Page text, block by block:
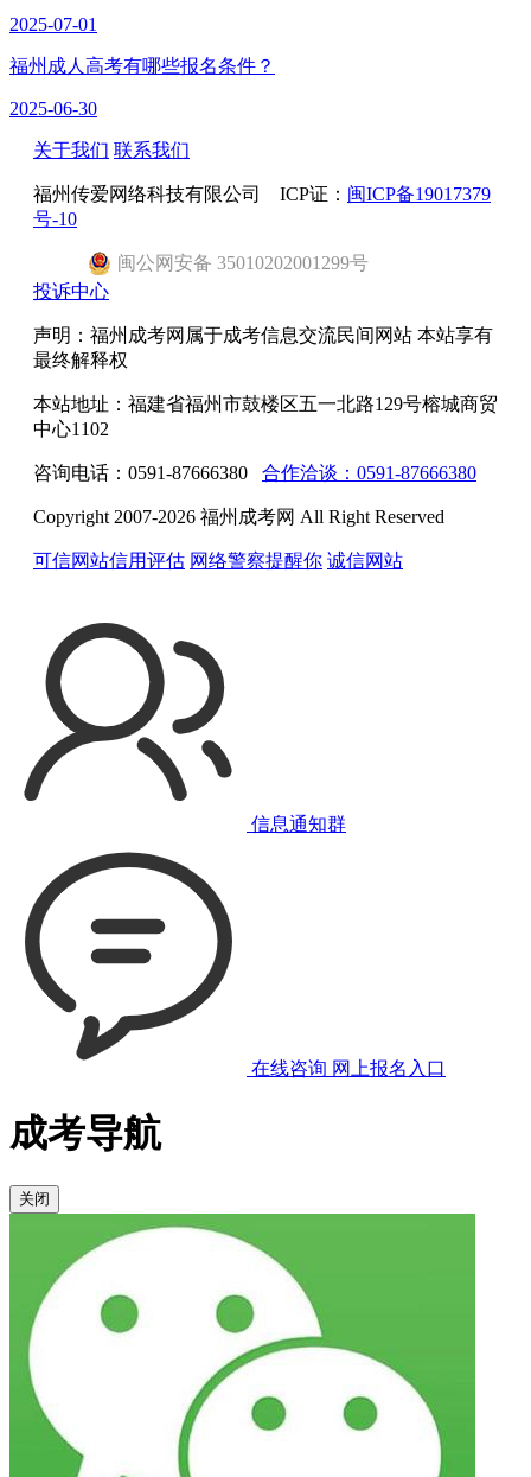
2025-07-01
福州成人高考有哪些报名条件？
2025-06-30
关于我们 联系我们
福州传爱网络科技有限公司 ICP证： 闽ICP备19017379
号-10
闽公网安备 35010202001299号
投诉中心
声明：福州成考网属于成考信息交流民间网站 本站享有
最终解释权
本站地址：福建省福州市鼓楼区五一北路129号榕城商贸
中心1102
咨询电话：0591-87666380 合作洽谈：0591-87666380
Copyright 2007-2026 福州成考网 All Right Reserved
可信网站信用评估 网络警察提醒你 诚信网站
信息通知群
在线咨询 网上报名入口
成考导航
关闭